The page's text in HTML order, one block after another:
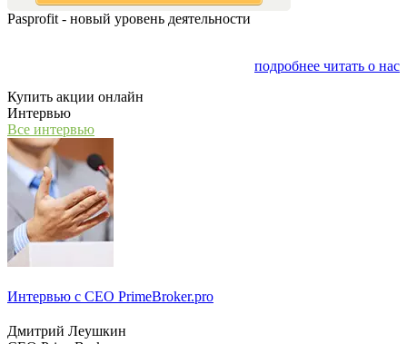
Pasprofit - новый уровень деятельности
подробнее читать о нас
Купить акции онлайн
Интервью
Все интервью
Интервью с СЕО PrimeBroker.pro
Дмитрий Леушкин